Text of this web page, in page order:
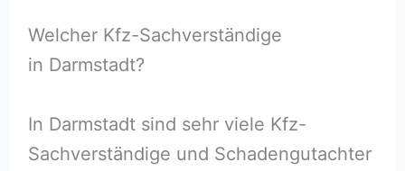
Welcher Kfz-Sachverständige
in Darmstadt?
In Darmstadt sind sehr viele Kfz-
Sachverständige und Schadengutachter